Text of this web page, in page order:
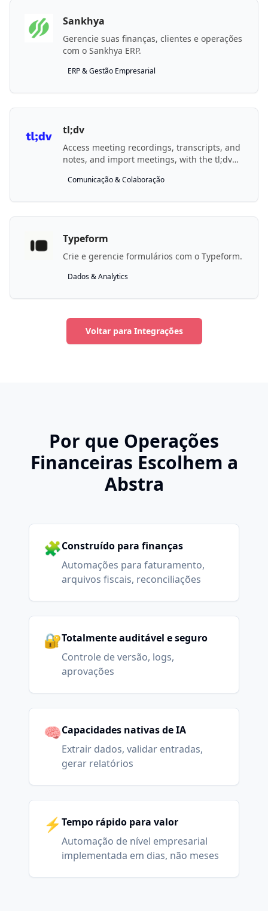
Sankhya
Gerencie suas finanças, clientes e operações
com o Sankhya ERP.
ERP & Gestão Empresarial
tl;dv
Access meeting recordings, transcripts, and
notes, and import meetings, with the tl;dv
Comunicação & Colaboração
Typeform
Crie e gerencie formulários com o Typeform.
Dados & Analytics
Voltar para Integrações
Por que Operações
Financeiras Escolhem a
Abstra
🧩Construído para finanças
Automações para faturamento,
arquivos fiscais, reconciliações
🔐Totalmente auditável e seguro
Controle de versão, logs,
aprovações
🧠Capacidades nativas de IA
Extrair dados, validar entradas,
gerar relatórios
⚡ Tempo rápido para valor
Automação de nível empresarial
implementada em dias, não meses